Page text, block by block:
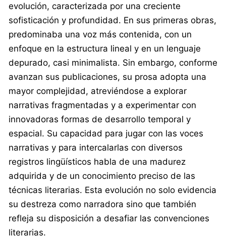
evolución, caracterizada por una creciente
sofisticación y profundidad. En sus primeras obras,
predominaba una voz más contenida, con un
enfoque en la estructura lineal y en un lenguaje
depurado, casi minimalista. Sin embargo, conforme
avanzan sus publicaciones, su prosa adopta una
mayor complejidad, atreviéndose a explorar
narrativas fragmentadas y a experimentar con
innovadoras formas de desarrollo temporal y
espacial. Su capacidad para jugar con las voces
narrativas y para intercalarlas con diversos
registros lingüísticos habla de una madurez
adquirida y de un conocimiento preciso de las
técnicas literarias. Esta evolución no solo evidencia
su destreza como narradora sino que también
refleja su disposición a desafiar las convenciones
literarias.